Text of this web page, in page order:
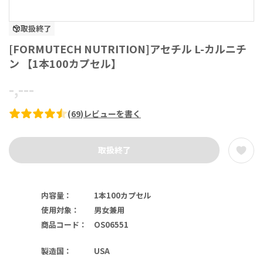
取扱終了
[FORMUTECH NUTRITION]アセチル L-カルニチ
ン 【1本100カプセル】
-,---
(69) レビューを書く
取扱終了
内容量 ：
1本100カプセル
使用対象 ：
男女兼用
商品コード ： OS06551
製造国 ：
USA